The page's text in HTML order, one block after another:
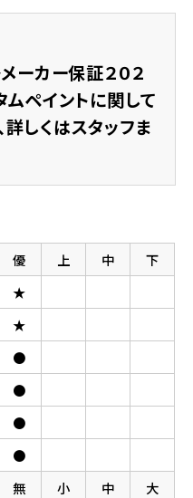
ーカー保証２０２
ムペイントに関して
しくはスタッフま
優 上 中
下
★
★
●
●
●
●
無 小 中
大